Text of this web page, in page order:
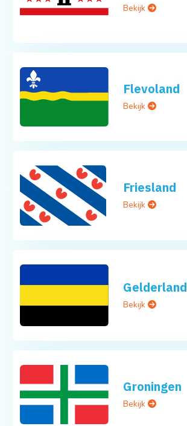
Bekijk
Flevoland
Bekijk
Friesland
Bekijk
Gelderland
Bekijk
Groningen
Bekijk